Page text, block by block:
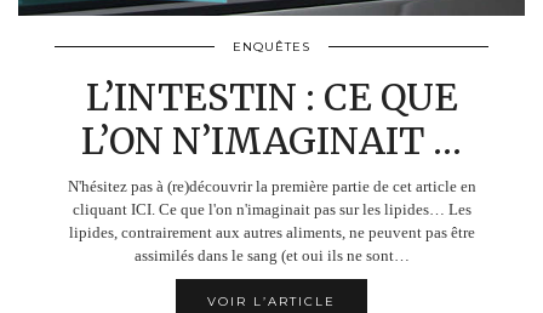
ENQUÊTES
L’INTESTIN : CE QUE
L’ON N’IMAGINAIT …
N'hésitez pas à (re)découvrir la première partie de cet article en
cliquant ICI. Ce que l'on n'imaginait pas sur les lipides… Les
lipides, contrairement aux autres aliments, ne peuvent pas être
assimilés dans le sang (et oui ils ne sont…
VOIR L’ARTICLE